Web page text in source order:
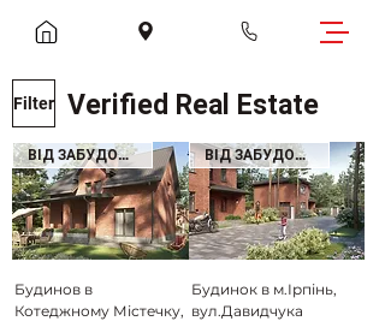
Verified Real Estate
Filter
ВІД ЗАБУДОВНИКА
Будинов в
Котеджному Містечку,
ВІД ЗАБУДОВНИКА
Будинок в м.Ірпінь,
вул.Давидчука